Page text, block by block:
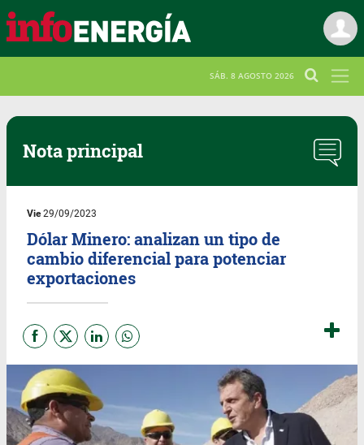
SÁB. 8 AGOSTO 2026
Nota principal
Vie29/09/2023
Dólar Minero: analizan un tipo de
cambio diferencial para potenciar
exportaciones